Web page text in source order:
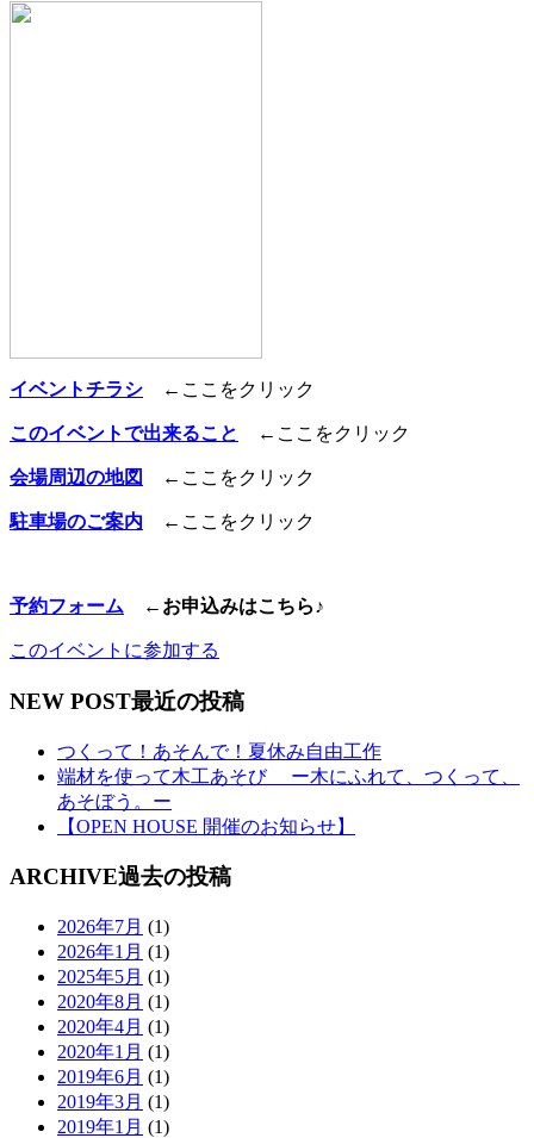
イベントチラシ ←ここをクリック
このイベントで出来ること ←ここをクリック
会場周辺の地図 ←ここをクリック
駐車場のご案内 ←ここをクリック
予約フォーム ←お申込みはこちら♪
このイベントに参加する
NEW POST最近の投稿
つくって！あそんで！夏休み自由工作
端材を使って木工あそび ー木にふれて、つくって、
あそぼう。ー
【OPEN HOUSE 開催のお知らせ】
ARCHIVE過去の投稿
2026年7月 (1)
2026年1月 (1)
2025年5月 (1)
2020年8月 (1)
2020年4月 (1)
2020年1月 (1)
2019年6月 (1)
2019年3月 (1)
2019年1月 (1)